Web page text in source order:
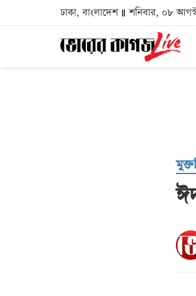
ঢাকা, বাংলাদেশ শনিবার, ০৮